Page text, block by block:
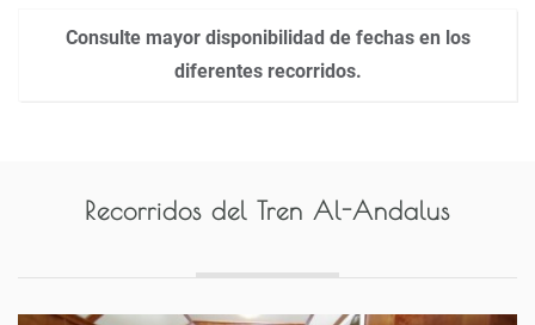
Consulte mayor disponibilidad de fechas en los
diferentes recorridos.
Recorridos del Tren Al-Andalus